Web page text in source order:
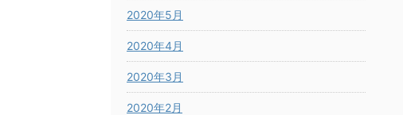
2020年5月
2020年4月
2020年3月
2020年2月